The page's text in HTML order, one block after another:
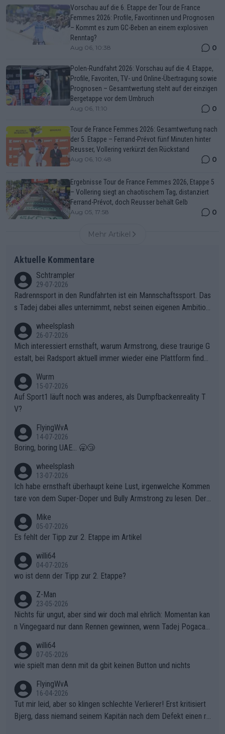
Vorschau auf die 6. Etappe der Tour de France
Femmes 2026: Profile, Favoritinnen und Prognosen
– Kommt es zum GC-Beben an einem explosiven
Renntag?
Aug 06, 10:38 0
Polen-Rundfahrt 2026: Vorschau auf die 4. Etappe,
Profile, Favoriten, TV- und Online-Übertragung sowie
Prognosen – Gesamtwertung steht auf der einzigen
Bergetappe vor dem Umbruch
Aug 06, 11:10 0
Tour de France Femmes 2026: Gesamtwertung nach
der 5. Etappe – Ferrand-Prévot fünf Minuten hinter
Reusser, Vollering verkürzt den Rückstand
Aug 06, 10:48 0
Ergebnisse Tour de France Femmes 2026, Etappe 5
– Vollering siegt an chaotischem Tag, distanziert
Ferrand-Prévot, doch Reusser behält Gelb
Aug 05, 17:58 0
Mehr Artikel
Aktuelle Kommentare
Schtrampler
29-07-2026
Radrennsport in den Rundfahrten ist ein Mannschaftssport. Das
s Tadej dabei alles unternimmt, nebst seinen eigenen Ambition
ganze Team auch mental stark zu machen und konkret am Erf
olg teilzuhaben, ist ihm ganz hoch anzurechnen. Das ist ein Zei
chen weit über den Radsport hinaus.
wheelsplash
26-07-2026
Mich interessiert ernsthaft, warum Armstrong, diese traurige G
estalt, bei Radsport aktuell immer wieder eine Plattform finde
Wurm
15-07-2026
Auf Sport1 läuft noch was anderes, als Dumpfbackenreality T
V?
FlyingWvA
14-07-2026
Boring, boring UAE... 🥱😴
wheelsplash
13-07-2026
Ich habe ernsthaft überhaupt keine Lust, irgenwelche Kommen
tare von dem Super-Doper und Bully Armstrong zu lesen. Der
r die gehört nicht in dieses Medium!
Mike
05-07-2026
Es fehlt der Tipp zur 2. Etappe im Artikel
willi64
04-07-2026
wo ist denn der Tipp zur 2. Etappe?
Z-Man
23-05-2026
Nichts für ungut, aber sind wir doch mal ehrlich: Momentan kan
n Vingegaard nur dann Rennen gewinnen, wenn Tadej Pogacar
willi64
07-05-2026
wie spielt man denn mit da gbit keinen Button und nichts
FlyingWvA
16-04-2026
Tut mir leid, aber so klingen schlechte Verlierer! Erst kritisiert
Bjerg, dass niemand seinem Kapitän nach dem Defekt einen ro